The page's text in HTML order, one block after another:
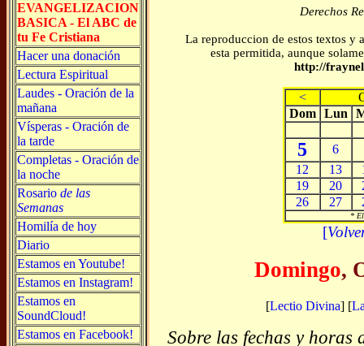
EVANGELIZACION
BASICA - El ABC de
tu Fe Cristiana
Hacer una donación
Lectura Espiritual
Laudes - Oración de la
mañana
Vísperas - Oración de
la tarde
Completas - Oración de
la noche
Rosario de las
Semanas
Homilía de hoy
Diario
Estamos en Youtube!
Estamos en Instagram!
Estamos en
SoundCloud!
Estamos en Facebook!
Derechos
La reproduccion de estos textos y
esta permitida, aunque
http://
<
Dom Lun
5
6
12
13
19
20
26
27
*
[
Domingo,
[Lectio Divina] [
Sobre las fechas y horas